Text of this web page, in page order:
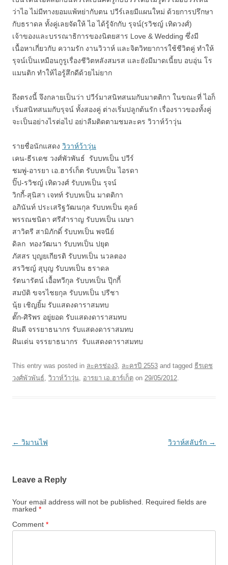
ว่าไอ ไม่มีทางยอมแพ้หย่ากับตน ปวีร์เลยมีแผนใหม่ ด้วยการปรึกษา
กับธราดล ทั้งคู่เลยจัดให้ ไอ ได้รู้จักกับ รุจน์(รวิชญ์ เทิดวงศ์)
เจ้าของและบรรณาธิการของนิตยสาร Love & Wedding ซึ่งมี
เนื้อหาเกี่ยวกับ ความรัก งานวิวาห์ และจิตวิทยาการใช้ชีวิตคู่ ทำให้
รุจน์เป็นเหมือนกูรูเรื่องชีวิตหลังสมรส และยังมีมาดเนี้ยบ อบอุ่น โร
แมนติก ทำให้ไอรู้สึกดีด้วยไม่ยาก
ถึงตรงนี้ จึงกลายเป็นว่า ปวีร์มาสนิทสนมกับมาตติกา ในขณะที่ ไอก็
เริ่มสนิทสนมกับรุจน์ ทั้งสองคู่ ต่างเริ่มปลูกต้นรัก เรื่องราวของทั้งคู่
จะเป็นอย่างไรต่อไป อย่าลืมติดตามชมละคร วิวาห์ว้าวุ่น
รายชื่อนักแสดง วิวาห์ว้าวุ่น
เคน-ธีรเดช วงศ์พัวพันธ์ รับบทเป็น ปวีร์
ชมพู่-อารยา เอ.ฮาร์เก็ต รับบทเป็น ไอรดา
ปิ๊ป-รวิชญ์ เทิดวงศ์ รับบทเป็น รุจน์
วิกกี้-สุนิสา เจทท์ รับบทเป็น มาตติกา
อภินันท์ ประเสริฐวัฒนกุล รับบทเป็น ตุลย์
พรรณชนิดา ศรีสำราญ รับบทเป็น เมษา
สาวิตรี สามิภักดิ์ รับบทเป็น พจนีย์
ดิลก ทองวัฒนา รับบทเป็น ปยุต
ภัสสร บุญยเกียรติ รับบทเป็น นวลตอง
สรวิชญ์ สุบุญ รับบทเป็น ธราดล
รัตนารัตน์ เอื้อทวีกุล รับบทเป็น ปุ๊กกี้
สมบัติ ขจรไชยกุล รับบทเป็น ปรีชา
นุ้ย เชิญยิ้ม รับแสดงดาราสมทบ
ตั๊ก-ศิริพร อยู่ยอด รับแสดงดาราสมทบ
ฝันดี จรรยาธนากร รับแสดงดาราสมทบ
ฝันเด่น จรรยาธนากร รับแสดงดาราสมทบ
This entry was posted in ละครช่อง3, ละครปี 2553 and tagged ธีรเดช
วงศ์พัวพันธ์, วิวาห์ว้าวุ่น, อารยา เอ.ฮาร์เก็ต on 29/05/2012.
Post
← วิมานไฟ วิวาห์สลับรัก →
Leave a Reply
Your email address will not be published.
Required fields are
marked *
Comment *